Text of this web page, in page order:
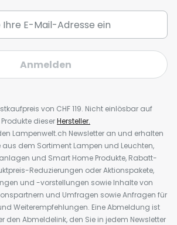
Anmelden
von CHF 119. Nicht einlösbar auf
Produkte dieserHersteller.
Lampenwelt.ch Newsletter an und erhalten
aus dem Sortiment Lampen und Leuchten,
und Smart Home Produkte, Rabatt-
Reduzierungen oder Aktionspakete,
und -vorstellungen sowie Inhalte von
und Umfragen sowie Anfragen für
Weiterempfehlungen. Eine Abmeldung ist
den Abmeldelink, den Sie in jedem Newsletter